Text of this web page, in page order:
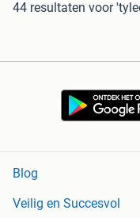
44 resultaten voor
Blog
Veilig en Succesvol